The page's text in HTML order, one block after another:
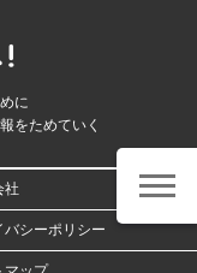
に
をためていく
社
バシーポリシー